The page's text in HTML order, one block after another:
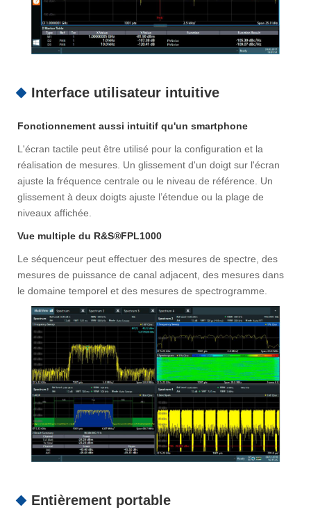
Interface utilisateur intuitive
Fonctionnement aussi intuitif qu'un smartphone
L'écran tactile peut être utilisé pour la configuration et la
réalisation de mesures. Un glissement d'un doigt sur l'écran
ajuste la fréquence centrale ou le niveau de référence. Un
glissement à deux doigts ajuste l’étendue ou la plage de
niveaux affichée.
Vue multiple du R&S®FPL1000
Le séquenceur peut effectuer des mesures de spectre, des
mesures de puissance de canal adjacent, des mesures dans
le domaine temporel et des mesures de spectrogramme.
Entièrement portable